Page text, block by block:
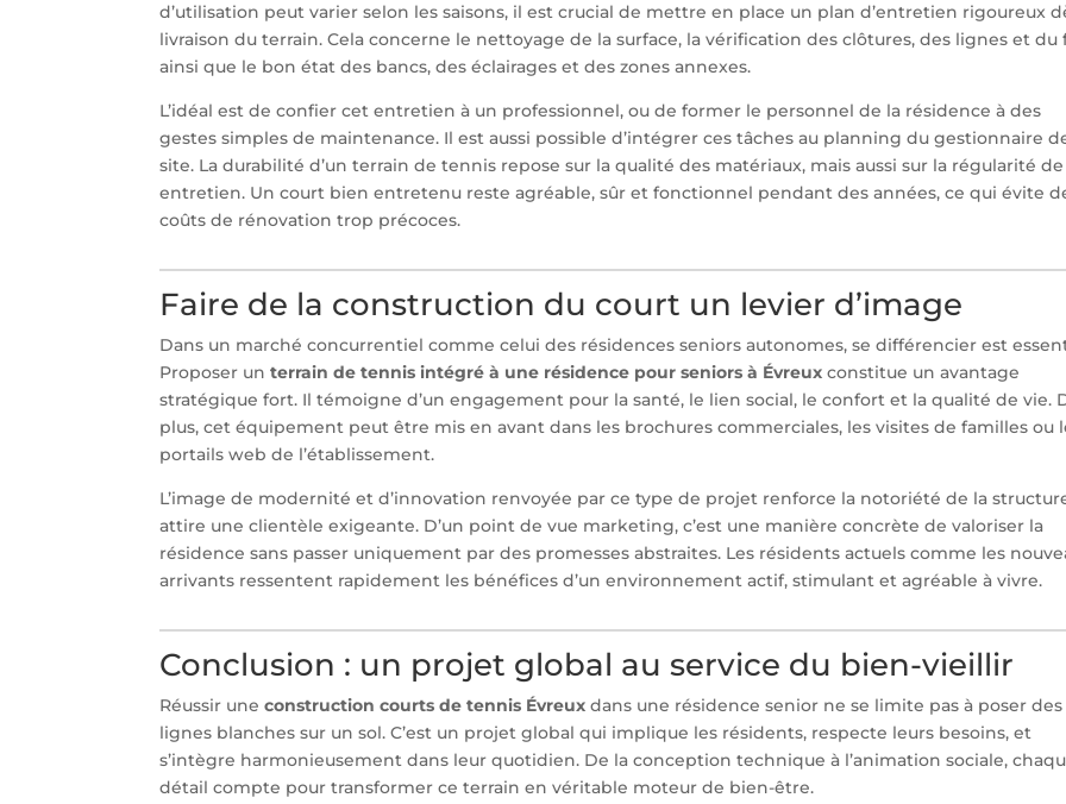
d’utilisation peut varier selon les saisons, il est crucial de mettre en place un plan d’entretien rigoureux
livraison du terrain. Cela concerne le nettoyage de la surface, la vérification des clôtures, des lignes et du
ainsi que le bon état des bancs, des éclairages et des zones annexes.
L’idéal est de confier cet entretien à un professionnel, ou de former le personnel de la résidence à des
gestes simples de maintenance. Il est aussi possible d’intégrer ces tâches au planning du gestionnaire
site. La durabilité d’un terrain de tennis repose sur la qualité des matériaux, mais aussi sur la régularité de
entretien. Un court bien entretenu reste agréable, sûr et fonctionnel pendant des années, ce qui évite
coûts de rénovation trop précoces.
Faire de la construction du court un levier d’image
Dans un marché concurrentiel comme celui des résidences seniors autonomes, se différencier est
Proposer unterrain de tennis intégré à une résidence pour seniors à Évreux constitue un avantage
stratégique fort. Il témoigne d’un engagement pour la santé, le lien social, le confort et la qualité de vie.
plus, cet équipement peut être mis en avant dans les brochures commerciales, les visites de familles ou
portails web de l’établissement.
L’image de modernité et d’innovation renvoyée par ce type de projet renforce la notoriété de la
attire une clientèle exigeante. D’un point de vue marketing, c’est une manière concrète de valoriser la
résidence sans passer uniquement par des promesses abstraites. Les résidents actuels comme les
arrivants ressentent rapidement les bénéfices d’un environnement actif, stimulant et agréable à vivre.
Conclusion : un projet global au service du bien-vieillir
Réussir uneconstruction courts de tennis Évreux dans une résidence senior ne se limite pas à poser des
lignes blanches sur un sol. C’est un projet global qui implique les résidents, respecte leurs besoins, et
s’intègre harmonieusement dans leur quotidien. De la conception technique à l’animation sociale,
détail compte pour transformer ce terrain en véritable moteur de bien-être.